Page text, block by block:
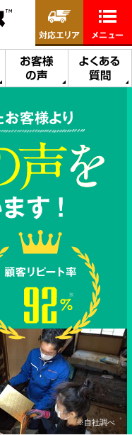
お客様
の声
よくある
質問
対応エリア メニュー
客様より
※自社調べ